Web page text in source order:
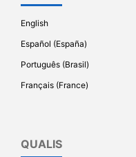
English
Español (España)
Português (Brasil)
Français (France)
QUALIS